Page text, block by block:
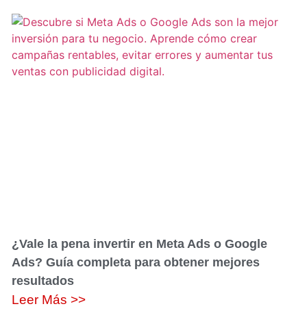
¿Vale la pena invertir en Meta Ads o Google
Ads? Guía completa para obtener mejores
resultados
Leer Más >>